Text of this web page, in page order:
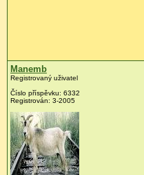
Manemb
Registrovaný uživatel
Číslo příspěvku: 6332
Registrován: 3-2005